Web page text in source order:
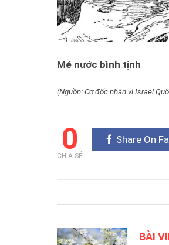
Mé nước bình tịnh
(Nguồn: Cơ đốc nhân vì Israel
0
CHIA SẺ
Share On
BÀI